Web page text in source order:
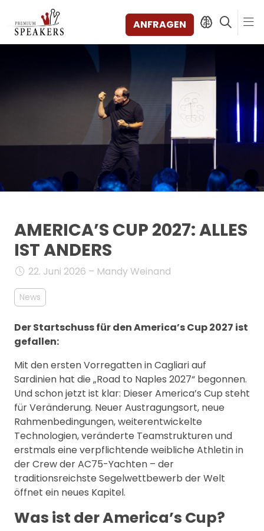
ANFRAGEN
SHORTS
BÜCHER
KATEGORIEN
BACKSTAGE
AGENTUR
KONTAKT & STANDORTE
MANAGEMENT
FAQ
AMERICA’S CUP 2027: ALLES
IST ANDERS
22. Juni 2026 – Mandy Weinand
News
Der Startschuss für den America’s Cup 2027 ist
gefallen:
Mit den ersten Vorregatten in Cagliari auf
Sardinien hat die „Road to Naples 2027“ begonnen.
Und schon jetzt ist klar: Dieser America’s Cup steht
für Veränderung. Neuer Austragungsort, neue
Rahmenbedingungen, weiterentwickelte
Technologien, veränderte Teamstrukturen und
erstmals eine verpflichtende weibliche Athletin in
der Crew der AC75-Yachten – der
traditionsreichste Segelwettbewerb der Welt
öffnet ein neues Kapitel.
Was ist der America’s Cup?